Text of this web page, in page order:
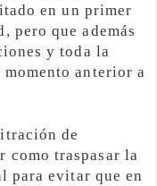
en un primer
pero que además
y toda la
anterior a
de
como traspasar la
para evitar que en